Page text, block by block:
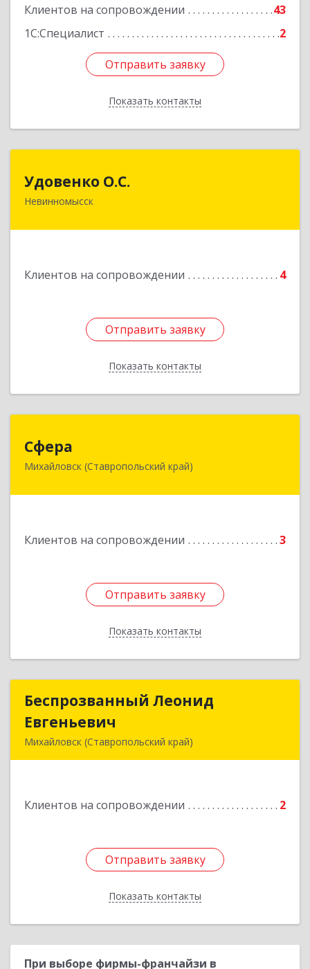
Клиентов на сопровождении
43
1С:Специалист
2
Отправить заявку
Показать контакты
Отправить заявку
Назад
Удовенко О.С.
Невинномысск
Клиентов на сопровождении 4
Отправить заявку
Показать контакты
357 100, г.Невинномысск, ул.Революцеонная,
Отправить заявку
Назад
Сфера
Михайловск (Ставропольский край)
Клиентов на сопровождении 3
Отправить заявку
Показать контакты
356240, Ставропольский край, Шпаковский р-
Подробнее
Отправить заявку
Назад
Беспрозванный Леонид
Евгеньевич
Михайловск (Ставропольский край)
Клиентов на сопровождении 2
Отправить заявку
Показать контакты
Беспрозванный Леонид
Отправить заявку
Назад
При выборе фирмы-франчайзи в